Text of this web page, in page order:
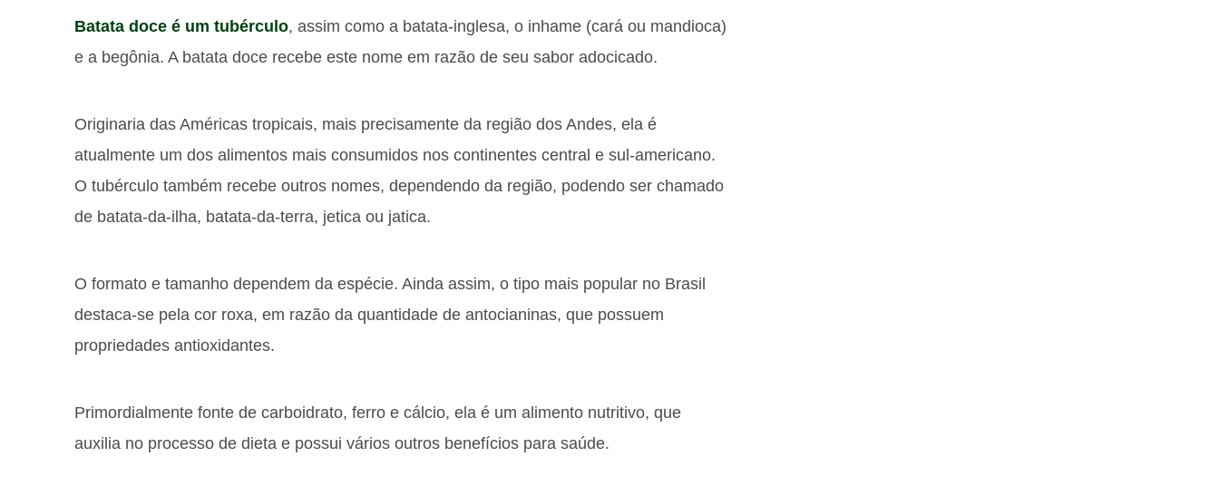
Batata doce é um tubérculo, assim como a batata-inglesa, o inhame (cará ou mandioca)
e a begônia. A batata doce recebe este nome em razão de seu sabor adocicado.
Originaria das Américas tropicais, mais precisamente da região dos Andes, ela é
atualmente um dos alimentos mais consumidos nos continentes central e sul-americano.
O tubérculo também recebe outros nomes, dependendo da região, podendo ser chamado
de batata-da-ilha, batata-da-terra, jetica ou jatica.
O formato e tamanho dependem da espécie. Ainda assim, o tipo mais popular no Brasil
destaca-se pela cor roxa, em razão da quantidade de antocianinas, que possuem
propriedades antioxidantes.
Primordialmente fonte de carboidrato, ferro e cálcio, ela é um alimento nutritivo, que
auxilia no processo de dieta e possui vários outros benefícios para saúde.